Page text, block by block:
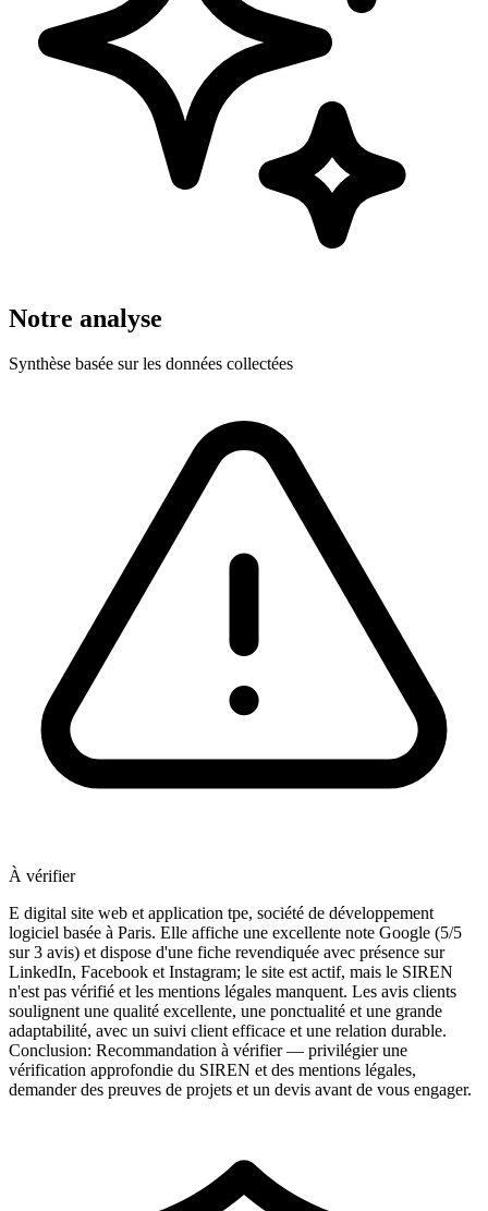
Notre analyse
Synthèse basée sur les données collectées
À vérifier
E digital site web et application tpe, société de développement
logiciel basée à Paris. Elle affiche une excellente note Google (5/5
sur 3 avis) et dispose d'une fiche revendiquée avec présence sur
LinkedIn, Facebook et Instagram; le site est actif, mais le SIREN
n'est pas vérifié et les mentions légales manquent. Les avis clients
soulignent une qualité excellente, une ponctualité et une grande
adaptabilité, avec un suivi client efficace et une relation durable.
Conclusion: Recommandation à vérifier — privilégier une
vérification approfondie du SIREN et des mentions légales,
demander des preuves de projets et un devis avant de vous engager.